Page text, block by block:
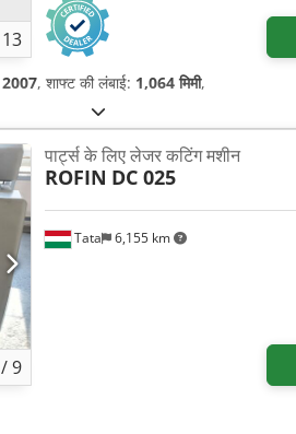
13
2007, शाफ्ट की लंबाई: 1,064 मिमी,
/9
Tata 6,155 km
पार्ट्स के लिए लेजर कटिंग मशीन
ROFIN DC 025